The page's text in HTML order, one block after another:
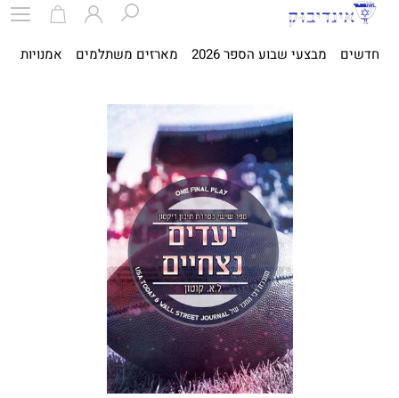
חדשים מבצעי שבוע הספר 2026 מארזים משתלמים אמנויות